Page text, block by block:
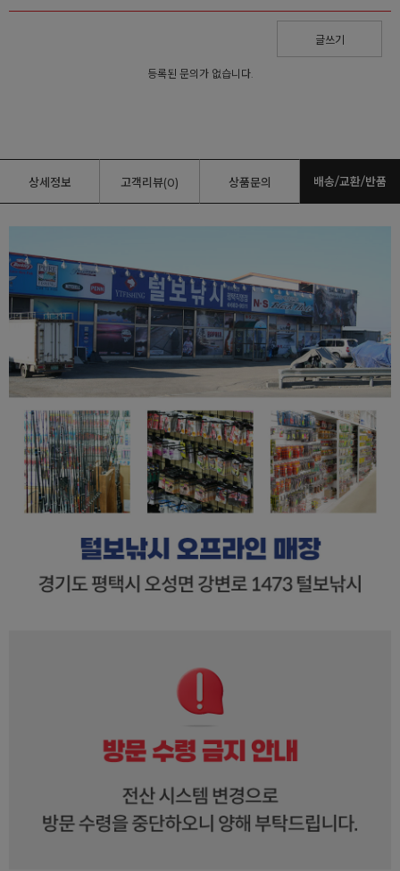
글쓰기
등록된 문의가 없습니다.
상세정보 고객리뷰(0) 상품문의 배송/교환/반품